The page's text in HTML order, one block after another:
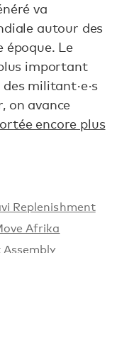
va
autour des
époque. Le
important
militant·e·s
on avance
encore plus
Replenishment
Afrika